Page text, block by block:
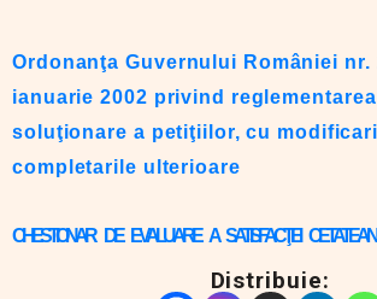
Ordonanţa Guvernului României nr.
ianuarie 2002 privind
soluţionare a petiţiilor, cu
completarile ulterioare
CHESTIONAR DE EVALUARE A SATISFACŢIEI
Distribuie: